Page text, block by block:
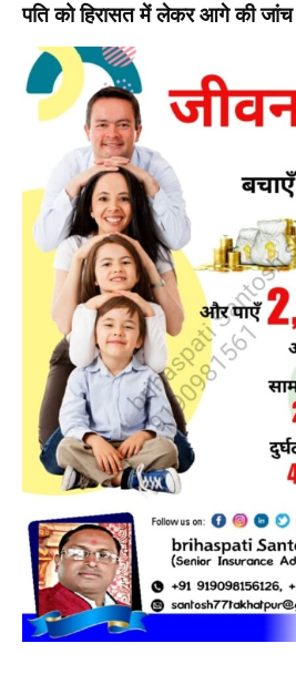
पति को हिरासत में लेकर आगे की जांच